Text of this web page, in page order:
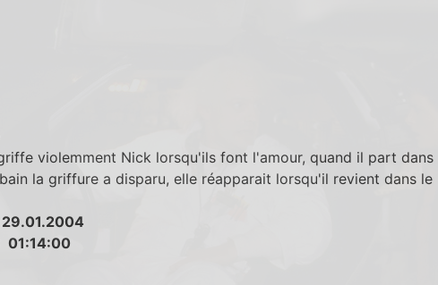
violemment Nick lorsqu'ils font l'amour, quand il part dans
la griffure a disparu, elle réapparait lorsqu'il revient dans le
01:14:00